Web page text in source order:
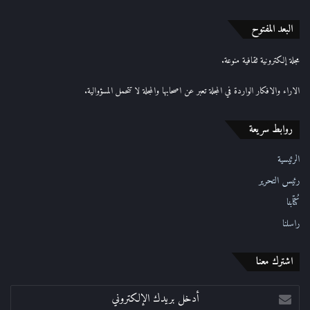
إ
ك
ي
البعد المفتوح
مجلة إلكترونية ثقافية منوعة.
الاراء والافكار الواردة في المجلة تعبر عن اصحابها والمجلة لا تتحمل المسؤوالية.
روابط سريعة
الرئيسية
رئيس التحرير
كُتّابنا
راسلنا
اشترك معنا
أدخل